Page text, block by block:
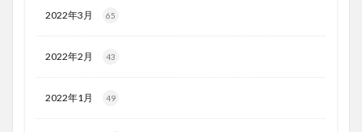
2022年3月 65
2022年2月 43
2022年1月 49